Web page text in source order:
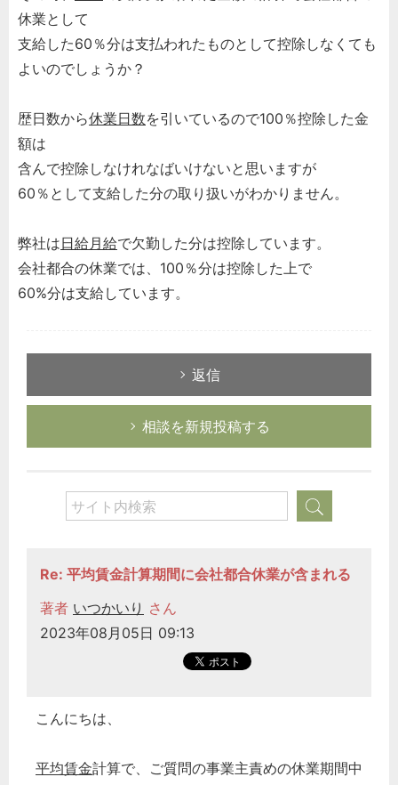
休業として
支給した60％分は支払われたものとして控除しなくても
よいのでしょうか？
歴日数から休業日数を引いているので100％控除した金
額は
含んで控除しなけれなばいけないと思いますが
60％として支給した分の取り扱いがわかりません。
弊社は日給月給で欠勤した分は控除しています。
会社都合の休業では、100％分は控除した上で
60%分は支給しています。
返信
相談を新規投稿する
Re: 平均賃金計算期間に会社都合休業が含まれる
著者 いつかいり さん
2023年08月05日 09:13
こんにちは、
平均賃金計算で、ご質問の事業主責めの休業期間中